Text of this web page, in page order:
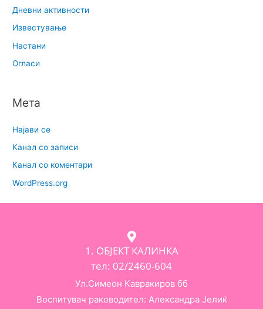
Дневни активности
Известување
Настани
Огласи
Мета
Најави се
Канал со записи
Канал со коментари
WordPress.org
1. ОБЈЕКТ КАЛИНКА
тел: 02/2460-604
Ул.Симеон Кавракиров бб
Воспитувач раководител: Александра Јелиќ